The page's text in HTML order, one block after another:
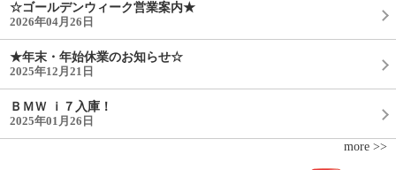
☆ゴールデンウィーク営業案内★
2026年04月26日
★年末・年始休業のお知らせ☆
2025年12月21日
ＢＭＷ ｉ７入庫！
2025年01月26日
more >>